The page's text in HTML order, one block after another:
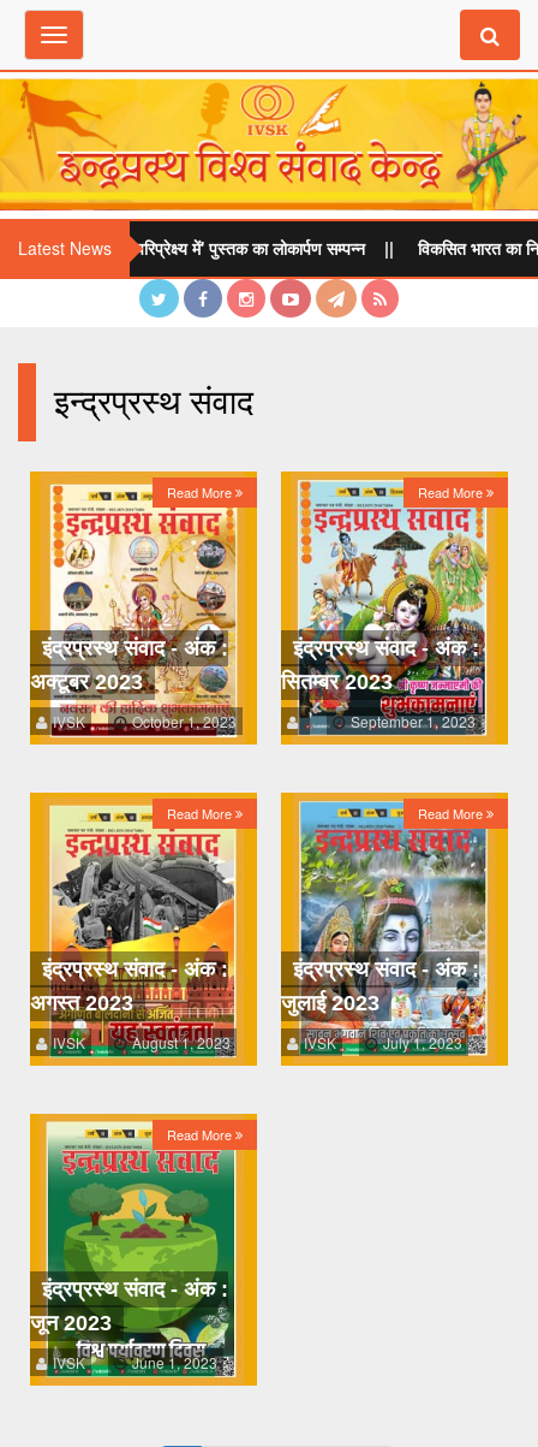
Toggle
navigation
Latest News
: गीता के परिप्रेक्ष्य में' पुस्तक का लोकार्पण सम्पन्न|| विकसित भारत का
इन्द्रप्रस्थ संवाद
Read More
इंद्रप्रस्थ संवाद - अंक :
अक्टूबर 2023
IVSK October 1, 2023
Read More
इंद्रप्रस्थ संवाद - अंक :
सितम्बर 2023
September 1, 2023
Read More
इंद्रप्रस्थ संवाद - अंक :
अगस्त 2023
IVSK August 1, 2023
Read More
इंद्रप्रस्थ संवाद - अंक :
जुलाई 2023
IVSK July 1, 2023
Read More
इंद्रप्रस्थ संवाद - अंक :
जून 2023
IVSK June 1, 2023